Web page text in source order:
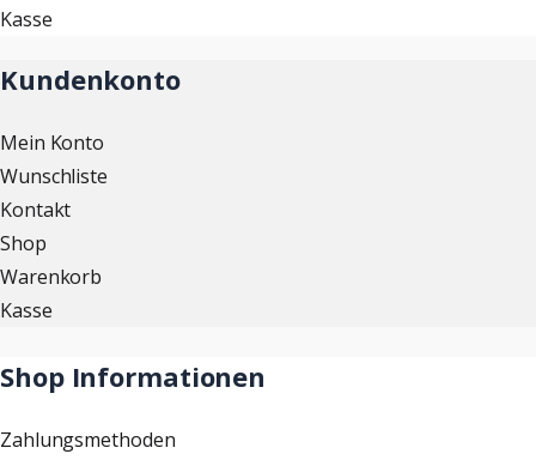
Kasse
Kundenkonto
Mein Konto
Wunschliste
Kontakt
Shop
Warenkorb
Kasse
Shop Informationen
Zahlungsmethoden